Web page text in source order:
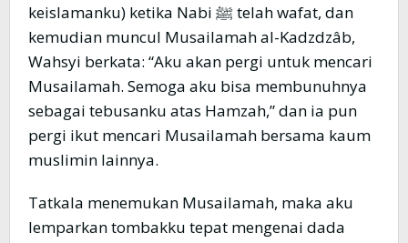
keislamanku) ketika Nabi ﷺ telah wafat, dan
kemudian muncul Musailamah al-Kadzdzâb,
Wahsyi berkata: “Aku akan pergi untuk mencari
Musailamah. Semoga aku bisa membunuhnya
sebagai tebusanku atas Hamzah,” dan ia pun
pergi ikut mencari Musailamah bersama kaum
muslimin lainnya.
Tatkala menemukan Musailamah, maka aku
lemparkan tombakku tepat mengenai dada